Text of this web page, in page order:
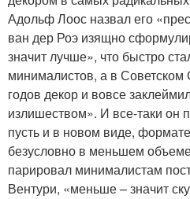
Адольф Лоос назвал его
ван дер Роэ изящно
значит лучше», что быстро
минималистов, а в
годов декор и вовсе
излишеством». И все-таки он
пусть и в новом виде,
безусловно в меньшем
парировал минималистам
Вентури, «меньше – значит